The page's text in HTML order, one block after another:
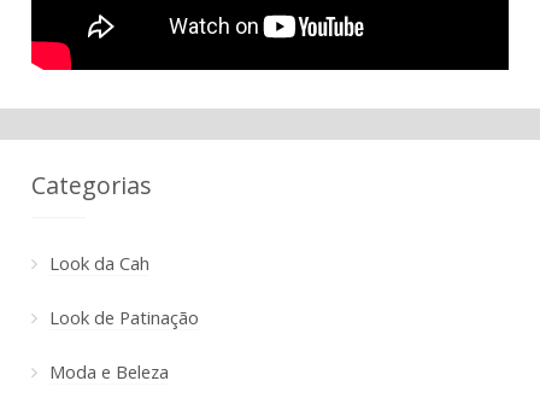
Categorias
Look da Cah
Look de Patinação
Moda e Beleza